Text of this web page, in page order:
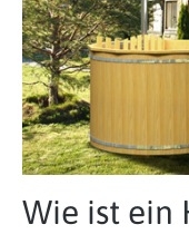
Wie ist ein